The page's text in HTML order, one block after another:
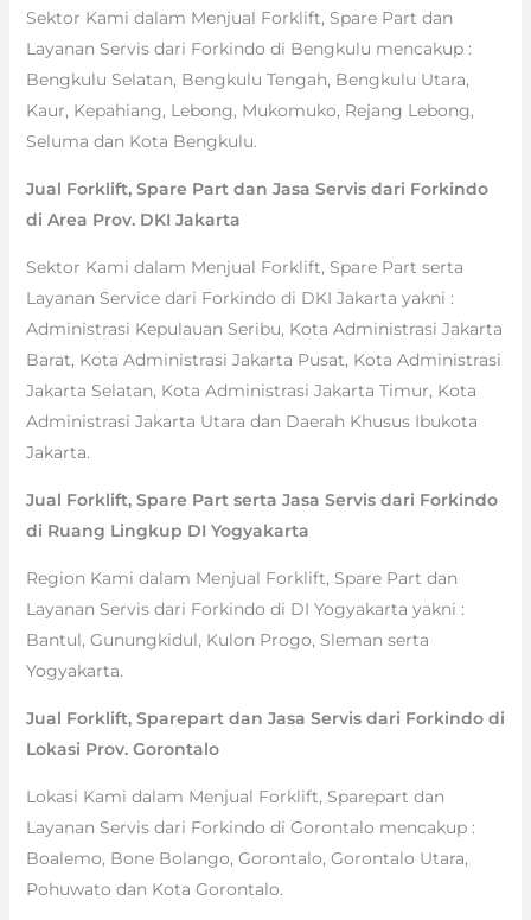
Sektor Kami dalam Menjual Forklift, Spare Part dan
Layanan Servis dari Forkindo di Bengkulu mencakup :
Bengkulu Selatan, Bengkulu Tengah, Bengkulu Utara,
Kaur, Kepahiang, Lebong, Mukomuko, Rejang Lebong,
Seluma dan Kota Bengkulu.
Jual Forklift, Spare Part dan Jasa Servis dari Forkindo
di Area Prov. DKI Jakarta
Sektor Kami dalam Menjual Forklift, Spare Part serta
Layanan Service dari Forkindo di DKI Jakarta yakni :
Administrasi Kepulauan Seribu, Kota Administrasi Jakarta
Barat, Kota Administrasi Jakarta Pusat, Kota Administrasi
Jakarta Selatan, Kota Administrasi Jakarta Timur, Kota
Administrasi Jakarta Utara dan Daerah Khusus Ibukota
Jakarta.
Jual Forklift, Spare Part serta Jasa Servis dari Forkindo
di Ruang Lingkup DI Yogyakarta
Region Kami dalam Menjual Forklift, Spare Part dan
Layanan Servis dari Forkindo di DI Yogyakarta yakni :
Bantul, Gunungkidul, Kulon Progo, Sleman serta
Yogyakarta.
Jual Forklift, Sparepart dan Jasa Servis dari Forkindo di
Lokasi Prov. Gorontalo
Lokasi Kami dalam Menjual Forklift, Sparepart dan
Layanan Servis dari Forkindo di Gorontalo mencakup :
Boalemo, Bone Bolango, Gorontalo, Gorontalo Utara,
Pohuwato dan Kota Gorontalo.